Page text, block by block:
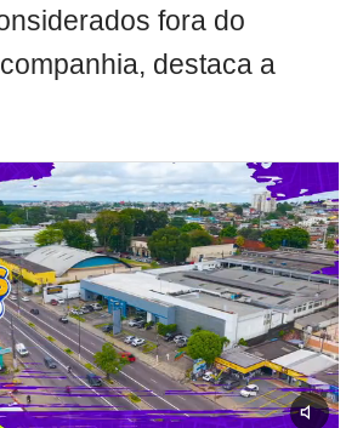
fora do
destaca a